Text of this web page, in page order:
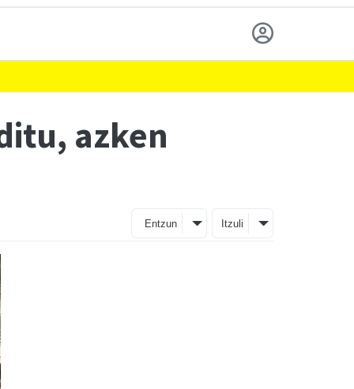
azken
Entzun Itzuli